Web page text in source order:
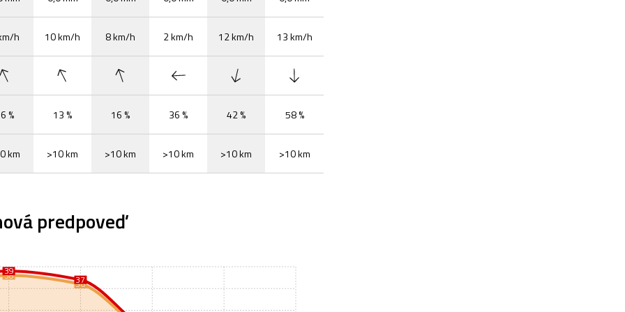
h
%
km
10 km/h
13 %
>10 km
8 km/h
16 %
>10 km
2 km/h
36 %
>10 km
12 km/h
42 %
>10 km
13 km/h
58 %
>10 km
predpoveď
38
36
39
37